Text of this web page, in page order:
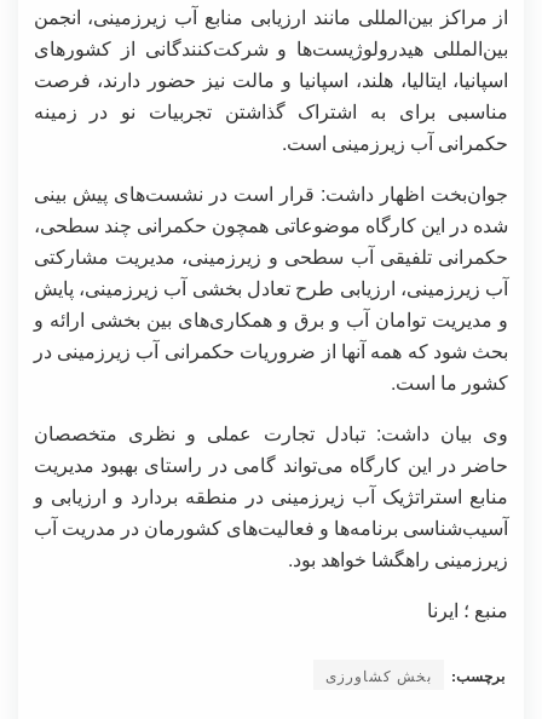
از مراکز بین‌المللی مانند ارزیابی منابع آب زیرزمینی، انجمن
بین‌المللی هیدرولوژیست‌ها و شرکت‌کنندگانی از کشورهای
اسپانیا، ایتالیا، هلند، اسپانیا و مالت نیز حضور دارند، فرصت
مناسبی برای به اشتراک گذاشتن تجربیات نو در زمینه
حکمرانی آب زیرزمینی است.
جوان‌بخت اظهار داشت: قرار است در نشست‌های پیش بینی
شده در این کارگاه موضوعاتی همچون حکمرانی چند سطحی،
حکمرانی تلفیقی آب سطحی و زیرزمینی، مدیریت مشارکتی
آب زیرزمینی، ارزیابی طرح تعادل بخشی آب زیرزمینی، پایش
و مدیریت توامان آب و برق و همکاری‌های بین بخشی ارائه و
بحث شود که همه آنها از ضروریات حکمرانی آب زیرزمینی در
کشور ما است.
وی بیان داشت: تبادل تجارت عملی و نظری متخصصان
حاضر در این کارگاه می‌تواند گامی در راستای بهبود مدیریت
منابع استراتژیک آب زیرزمینی در منطقه بردارد و ارزیابی و
آسیب‌شناسی برنامه‌‎ها و فعالیت‌های کشورمان در مدریت آب
زیرزمینی راهگشا خواهد بود.
منبع ؛ ایرنا
برچسب: بخش کشاورزی